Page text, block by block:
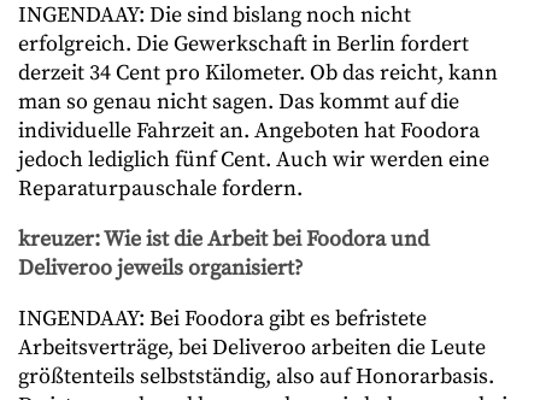
INGENDAAY: Die sind bislang noch nicht
erfolgreich. Die Gewerkschaft in Berlin fordert
derzeit 34 Cent pro Kilometer. Ob das reicht, kann
man so genau nicht sagen. Das kommt auf die
individuelle Fahrzeit an. Angeboten hat Foodora
jedoch lediglich fünf Cent. Auch wir werden eine
Reparaturpauschale fordern.
kreuzer: Wie ist die Arbeit bei Foodora und
Deliveroo jeweils organisiert?
INGENDAAY: Bei Foodora gibt es befristete
Arbeitsverträge, bei Deliveroo arbeiten die Leute
größtenteils selbstständig, also auf Honorarbasis.